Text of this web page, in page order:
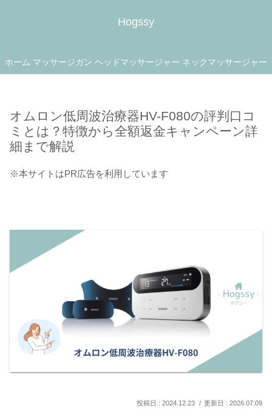
Hogssy
ホーム マッサージガン ヘッドマッサージャー ネックマッサージャー
オムロン低周波治療器HV-F080の評判口コ
ミとは？特徴から全額返金キャンペーン詳
細まで解説
※本サイトはPR広告を利用しています
2024.12.23 2026.07.09